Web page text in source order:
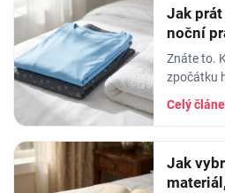
Jak
noční
měkká
Znáte to.
zpočátku
něm
luxusu.
Celý
Jak